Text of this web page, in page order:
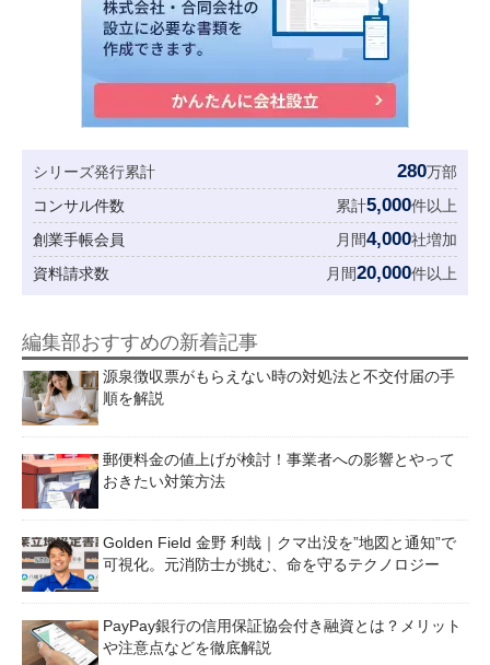
シリーズ発行累計 280万部
コンサル件数
累計5,000件以上
創業手帳会員
月間4,000社増加
資料請求数
月間20,000件以上
編集部おすすめの新着記事
源泉徴収票がもらえない時の対処法と不交付届の手
順を解説
郵便料金の値上げが検討！事業者への影響とやって
おきたい対策方法
Golden Field 金野 利哉｜クマ出没を”地図と通知”で
可視化。元消防士が挑む、命を守るテクノロジー
PayPay銀行の信用保証協会付き融資とは？メリット
や注意点などを徹底解説